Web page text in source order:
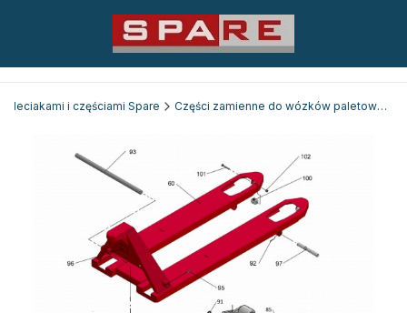
i częściami Spare Części zamienne do wózków paletowych